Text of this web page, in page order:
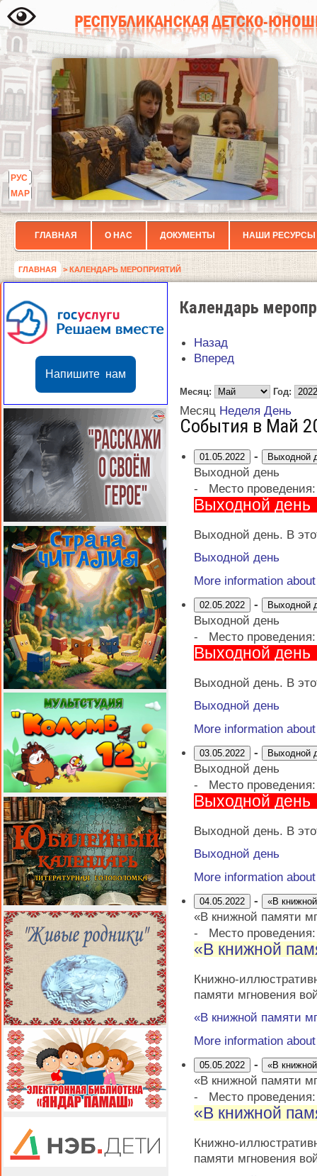
РУС
МАР
ГЛАВНАЯ О НАС ДОКУМЕНТЫ НАШИ РЕСУРСЫ
ГЛАВНАЯ > КАЛЕНДАРЬ МЕРОПРИЯТИЙ
Напишите нам
Календарь
Назад
Вперед
Месяц: Год:
Месяц Неделя День
События в Май
01.05.2022 - Выходной
Выходной день
-
Место
Выходной день
Выходной день. В
Выходной день
More information
02.05.2022 - Выходной
Выходной день
-
Место
Выходной день
Выходной день. В
Выходной день
More information
03.05.2022 - Выходной
Выходной день
-
Место
Выходной день
Выходной день. В
Выходной день
More information
04.05.2022 - «В
«В книжной памяти
-
Место
«В книжной
Книжно-
памяти мгновения
«В книжной памяти
More information
05.05.2022 - «В
«В книжной памяти
-
Место
«В книжной
Книжно-
памяти мгновения